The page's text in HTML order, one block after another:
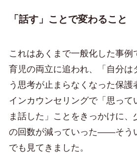
「話す」ことで変わること
これはあくまで一般化した事
育児の両立に追われ、「自分は
う思考が止まらなくなった保護
インカウンセリングで「思って
ま話した」ことをきっかけに、
の回数が減っていった——そう
でも見てきました。